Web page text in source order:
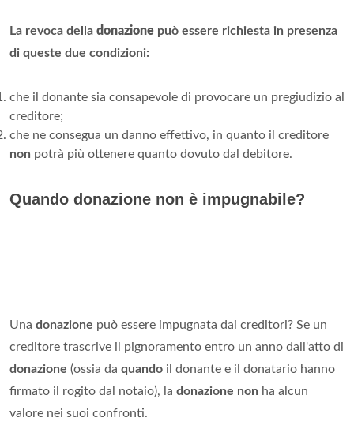
La revoca della donazione può essere richiesta in presenza
di queste due condizioni:
che il donante sia consapevole di provocare un pregiudizio al
creditore;
che ne consegua un danno effettivo, in quanto il creditore
non potrà più ottenere quanto dovuto dal debitore.
Quando donazione non è impugnabile?
Una donazione può essere impugnata dai creditori? Se un
creditore trascrive il pignoramento entro un anno dall'atto di
donazione (ossia da quando il donante e il donatario hanno
firmato il rogito dal notaio), la donazione non ha alcun
valore nei suoi confronti.